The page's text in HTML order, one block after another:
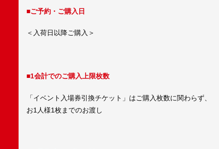
■ご予約・ご購入日
＜入荷日以降ご購入＞
■1会計でのご購入上限枚数
「イベント入場券引換チケット」はご購入枚数に関わらず、
お1人様1枚までのお渡し